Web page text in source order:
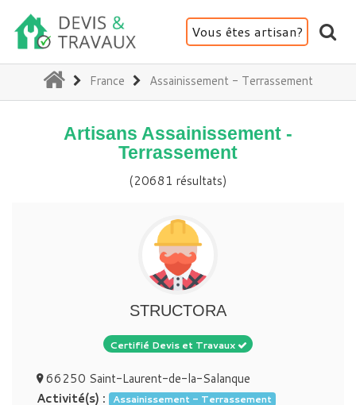
Vous êtes artisan?
(current)
France Assainissement - Terrassement
Artisans Assainissement -
Terrassement
(20681 résultats)
STRUCTORA
Certifié Devis et Travaux
66250 Saint-Laurent-de-la-Salanque
Activité(s) :
Assainissement - Terrassement